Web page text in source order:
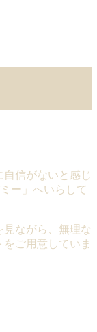
信がないと感じ
ー」へいらして
見ながら、無理な
ご用意していま